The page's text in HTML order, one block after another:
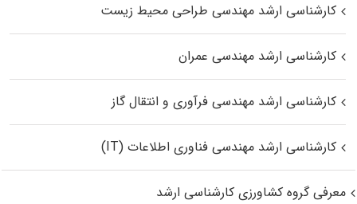
کارشناسی ارشد مهندسی طراحی محیط زیست
کارشناسی ارشد مهندسی عمران
کارشناسی ارشد مهندسی فرآوری و انتقال گاز
کارشناسی ارشد مهندسی فناوری اطلاعات (IT)
معرفی گروه کشاورزی کارشناسی ارشد